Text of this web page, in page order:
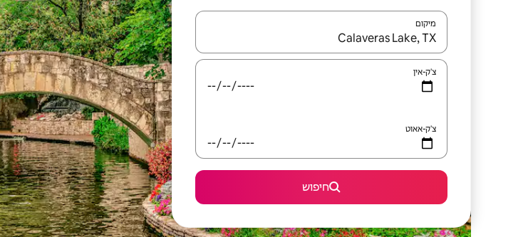
מיקום
כאשר התוצאות יהיו זמינות, יש לנווט עם מקשי החיצים למעלה ולמטה או לעיין בעזרת תנועות מגע או החלקה.
צ'ק-אין
צ'ק-אאוט
חיפוש